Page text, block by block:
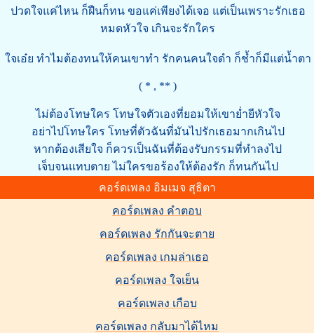
ปวดใจแค่ไหน ก็ฝืนก็ทน ขอแค่เพียงได้เจอ แต่เป็นเพราะรักเธอ
หมดหัวใจ เกินจะรักใคร
ใจเอ๋ย ทำไมต้องทนให้คนเขาทำ รักคนคนใจดำ ก็ช้ำก็มีแต่น้ำตา
( * , ** )
ไม่ต้องโทษใคร โทษใจตัวเองที่ยอมให้เขาย่ำยีหัวใจ
อย่าไปโทษใคร โทษที่ตัวฉันที่มันไปรักเธอมากเกินไป
หากต้องเสียใจ ก็ควรเป็นฉันที่ต้องรับกรรมที่ทำลงไป
เจ็บจนแทบตาย ไม่ใครขอร้องให้ต้องรัก ก็ทนกันไป
คอร์ดเพลง อิมเมจ สุธิตา
คอร์ดเพลง คำตอบ
คอร์ดเพลง รักกันจะตาย
คอร์ดเพลง เกมล่าเธอ
คอร์ดเพลง ใจเย็น
คอร์ดเพลง เกือบ
คอร์ดเพลง กลับมาได้ไหม